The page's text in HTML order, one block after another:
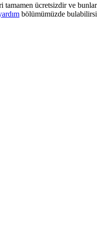
ücretsizdir ve
bölümümüzde